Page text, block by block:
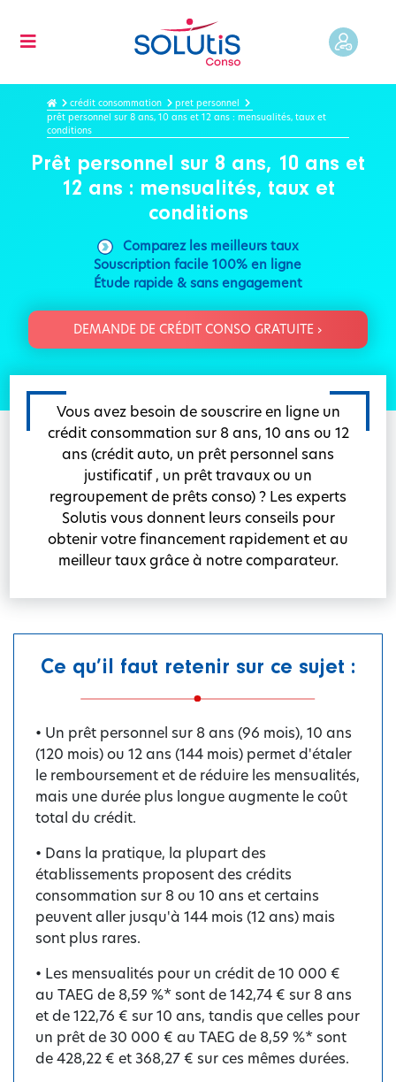
crédit consommation
pret personnel
prêt personnel sur 8 ans, 10 ans et 12 ans : mensualités, taux et
conditions
Prêt personnel sur 8 ans, 10 ans et
12 ans : mensualités, taux et
conditions
Comparez les meilleurs taux
Souscription facile 100% en ligne
Étude rapide & sans engagement
DEMANDE DE CRÉDIT CONSO GRATUITE ›
Vous avez besoin de souscrire en ligne un
crédit consommation sur 8 ans, 10 ans ou 12
ans (crédit auto, un prêt personnel sans
justificatif , un prêt travaux ou un
regroupement de prêts conso) ? Les experts
Solutis vous donnent leurs conseils pour
obtenir votre financement rapidement et au
meilleur taux grâce à notre comparateur.
Ce qu’il faut retenir sur ce sujet :
• Un prêt personnel sur 8 ans (96 mois), 10 ans
(120 mois) ou 12 ans (144 mois) permet d'étaler
le remboursement et de réduire les mensualités,
mais une durée plus longue augmente le coût
total du crédit.
• Dans la pratique, la plupart des
établissements proposent des crédits
consommation sur 8 ou 10 ans et certains
peuvent aller jusqu'à 144 mois (12 ans) mais
sont plus rares.
• Les mensualités pour un crédit de 10 000 €
au TAEG de 8,59 %* sont de 142,74 € sur 8 ans
et de 122,76 € sur 10 ans, tandis que celles pour
un prêt de 30 000 € au TAEG de 8,59 %* sont
de 428,22 € et 368,27 € sur ces mêmes durées.